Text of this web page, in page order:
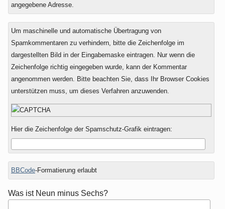
angegebene Adresse.
Um maschinelle und automatische Übertragung von
Spamkommentaren zu verhindern, bitte die Zeichenfolge im
dargestellten Bild in der Eingabemaske eintragen. Nur wenn die
Zeichenfolge richtig eingegeben wurde, kann der Kommentar
angenommen werden. Bitte beachten Sie, dass Ihr Browser Cookies
unterstützen muss, um dieses Verfahren anzuwenden.
Hier die Zeichenfolge der Spamschutz-Grafik eintragen:
BBCode-Formatierung erlaubt
Was ist Neun minus Sechs?